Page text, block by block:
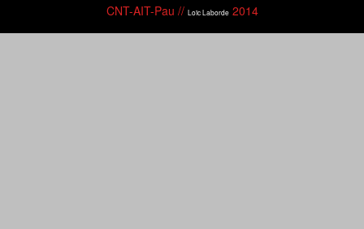
CNT-AIT-Pau // Loïc Laborde2014